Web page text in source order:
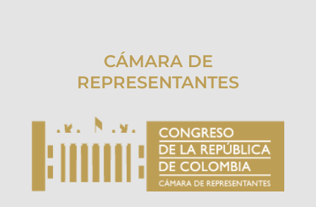
CÁMARA DE
REPRESENTANTES